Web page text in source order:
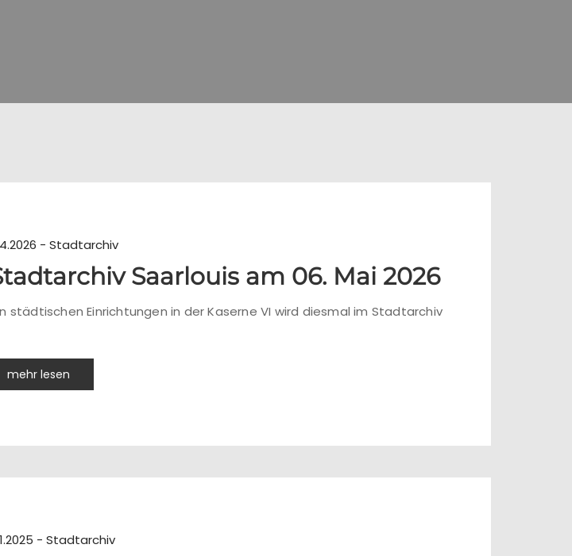
- Stadtarchiv
Saarlouis am 06. Mai 2026
Einrichtungen in der Kaserne VI wird diesmal im Stadtarchiv
mehr lesen
- Stadtarchiv